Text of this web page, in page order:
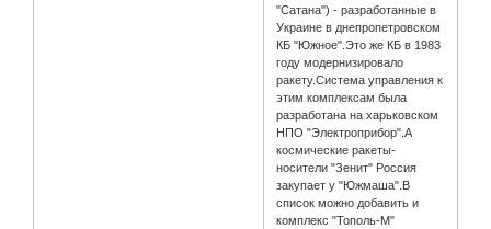
"Сатана") - разработанные в
Украине в днепропетровском
КБ "Южное".Это же КБ в 1983
году модернизировало
ракету.Система управления к
этим комплексам была
разработана на харьковском
НПО "Электроприбор".А
космические ракеты-
носители "Зенит" Россия
закупает у "Южмаша".В
список можно добавить и
комплекс "Тополь-М"